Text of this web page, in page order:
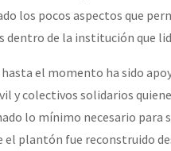
los pocos aspectos que
dentro de la institución que
el momento ha sido
y colectivos solidarios
lo mínimo necesario para
el plantón fue reconstruido